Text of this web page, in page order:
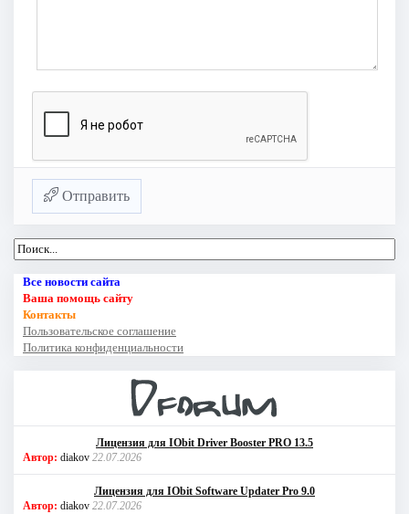
Отправить
Все новости сайта
Ваша помощь сайту
Контакты
Пользовательское соглашение
Политика конфиденциальности
Лицензия для IObit Driver Booster PRO 13.5
Автор: diakov 22.07.2026
Лицензия для IObit Software Updater Pro 9.0
Автор: diakov 22.07.2026